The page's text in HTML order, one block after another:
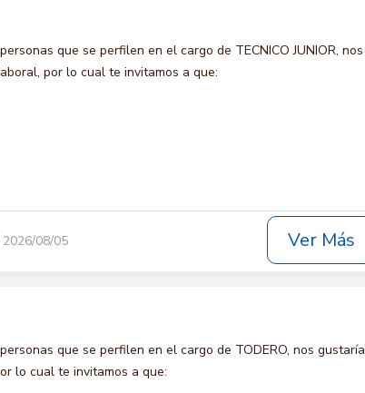
que se perfilen en el cargo de TECNICO JUNIOR, nos
por lo cual te invitamos a que:
2026/08/05 Ver Más
que se perfilen en el cargo de TODERO, nos gustaría
lo cual te invitamos a que: